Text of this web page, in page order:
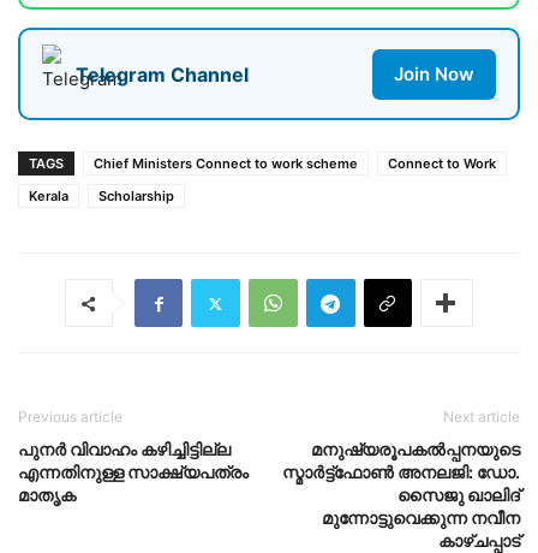
Telegram Channel Join Now
TAGS Chief Ministers Connect to work scheme
Connect to Work
Kerala
Scholarship
Previous article
പുനർ വിവാഹം കഴിച്ചിട്ടില്ല
എന്നതിനുള്ള സാക്ഷ്യപത്രം
മാതൃക
Next article
മനുഷ്യരൂപകൽപ്പനയുടെ
സ്മാർട്ട്‌ഫോൺ അനലജി: ഡോ.
സൈജു ഖാലിദ്
മുന്നോട്ടുവെക്കുന്ന നവീന
കാഴ്ചപ്പാട്